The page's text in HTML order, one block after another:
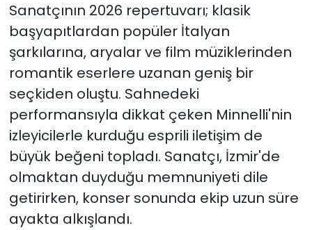
Sanatçının 2026 repertuvarı; klasik
başyapıtlardan popüler İtalyan
şarkılarına, aryalar ve film müziklerinden
romantik eserlere uzanan geniş bir
seçkiden oluştu. Sahnedeki
performansıyla dikkat çeken Minnelli'nin
izleyicilerle kurduğu esprili iletişim de
büyük beğeni topladı. Sanatçı, İzmir'de
olmaktan duyduğu memnuniyeti dile
getirirken, konser sonunda ekip uzun süre
ayakta alkışlandı.